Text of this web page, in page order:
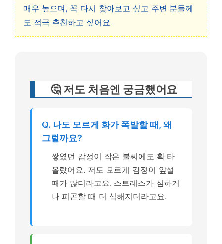
매우 높으며, 꼭 다시 찾아보고 싶고 주변 분들께
도 적극 추천하고 싶어요.
🤔 저도 처음엔 궁금했어요
Q. 나도 모르게 화가 폭발할 때, 왜
그럴까요?
쌓였던 감정이 작은 불씨에도 확 타
올랐어요. 저도 모르게 감정이 앞설
때가 많더라고요. 스트레스가 심하거
나 피곤할 때 더 심해지더라고요.